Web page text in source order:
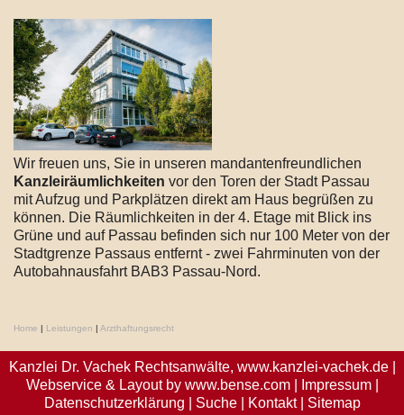
Wir freuen uns, Sie in unseren mandantenfreundlichen
Kanzleiräumlichkeiten vor den Toren der Stadt Passau
mit Aufzug und Parkplätzen direkt am Haus begrüßen zu
können. Die Räumlichkeiten in der 4. Etage mit Blick ins
Grüne und auf Passau befinden sich nur 100 Meter von der
Stadtgrenze Passaus entfernt - zwei Fahrminuten von der
Autobahnausfahrt BAB3 Passau-Nord.
Home | Leistungen | Arzthaftungsrecht
Kanzlei Dr. Vachek Rechtsanwälte, www.kanzlei-vachek.de|
Webservice & Layout by www.bense.com| Impressum|
Datenschutzerklärung
Suche| Kontakt| Sitemap